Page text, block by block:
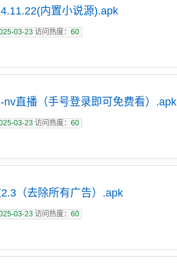
内置小说源).apk
03-23 访问热度： 60
nv直播（手号登录即可免费看）.apk
03-23 访问热度： 60
（去除所有广告）.apk
03-23 访问热度： 60